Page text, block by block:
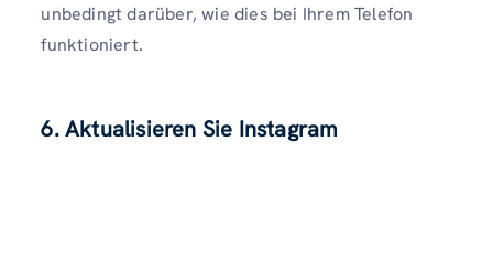
unbedingt darüber, wie dies bei Ihrem Telefon
funktioniert.
6. Aktualisieren Sie Instagram